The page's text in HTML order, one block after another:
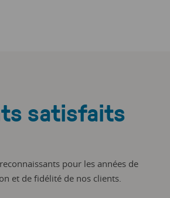
satisfaits
pour les années de
et de fidélité de nos clients.